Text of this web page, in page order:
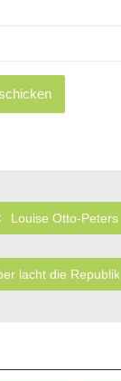
Louise Otto-Peters
lacht die Republik